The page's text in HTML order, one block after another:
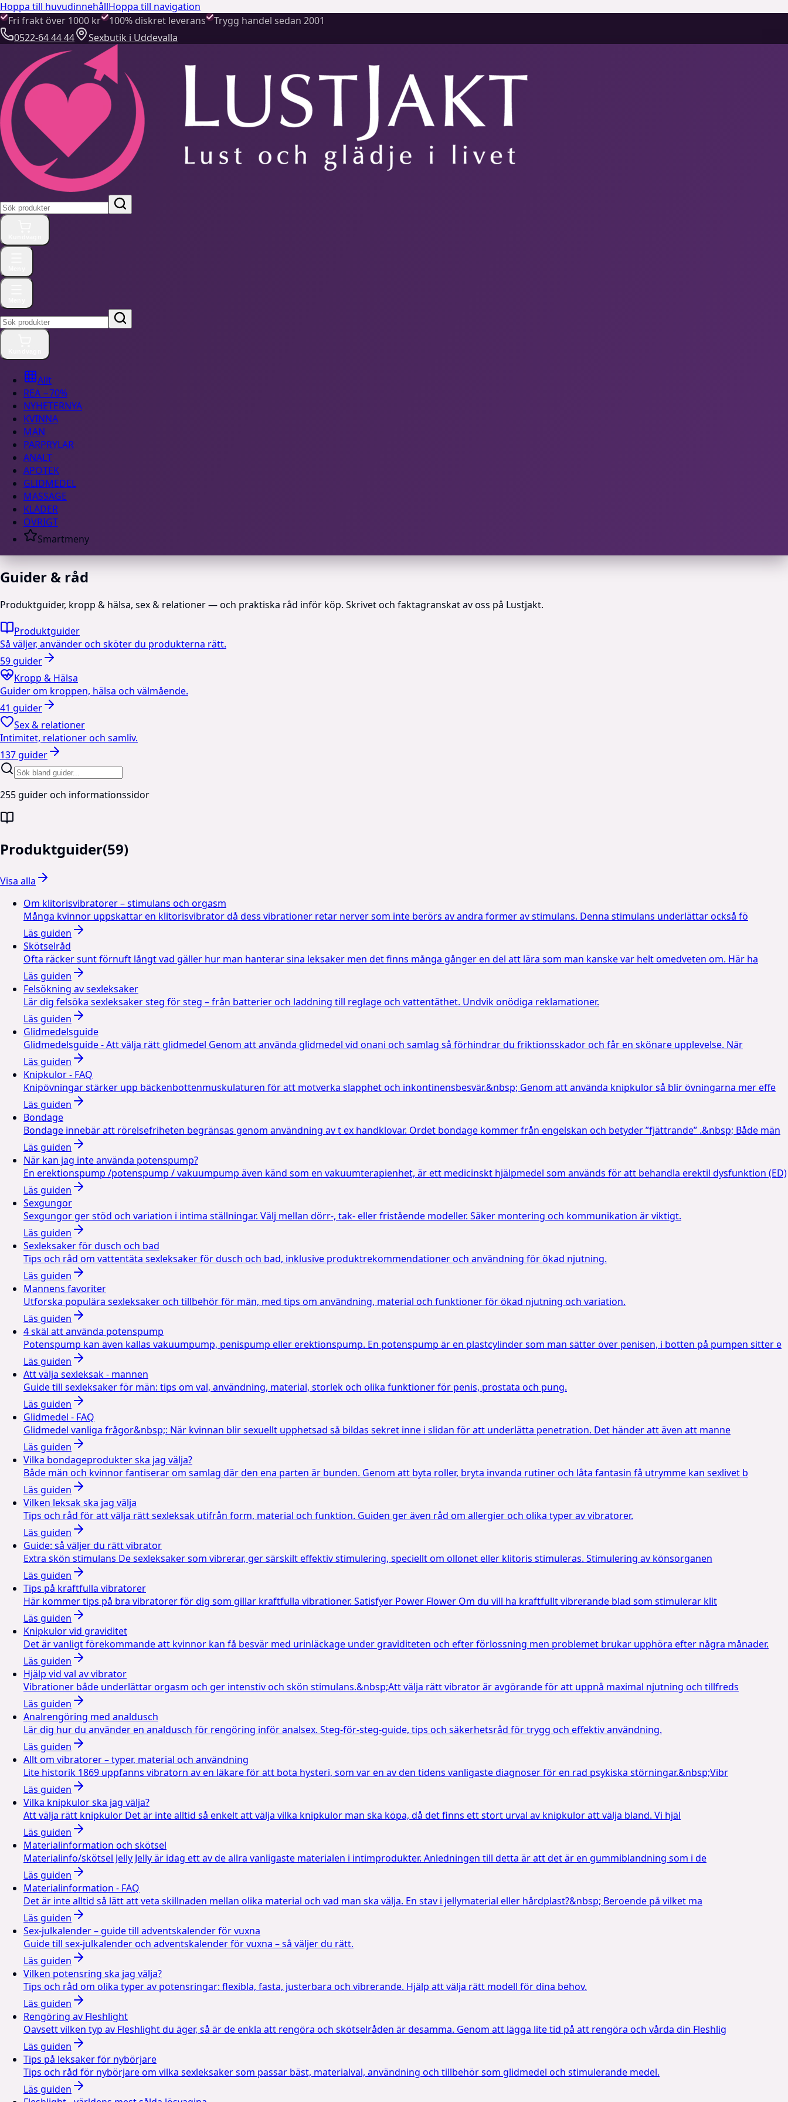
Hoppa till huvudinnehållHoppa till navigation
Fri frakt över 1000 kr
100% diskret leverans
Trygg handel sedan 2001
0522-64 44 44
Sexbutik i Uddevalla
Allt
REA −70%
NYHETERNYA
KVINNA
MAN
PARPRYLAR
ANALT
APOTEK
GLIDMEDEL
MASSAGE
KLÄDER
ÖVRIGT
Smartmeny
Guider & råd
Produktguider, kropp & hälsa, sex & relationer — och praktiska råd inför köp. Skrivet och faktagranskat av oss på Lustjakt.
Produktguider
Så väljer, använder och sköter du produkterna rätt.
59 guider
Kropp & Hälsa
Guider om kroppen, hälsa och välmående.
41 guider
Sex & relationer
Intimitet, relationer och samliv.
137 guider
255 guider och informationssidor
Produktguider(59)
Visa alla
Om klitorisvibratorer – stimulans och orgasm
Många kvinnor uppskattar en klitorisvibrator då dess vibrationer retar nerver som inte berörs av andra former av stimulans. Denna stimulans underlättar också fö
Läs guiden
Skötselråd
Ofta räcker sunt förnuft långt vad gäller hur man hanterar sina leksaker men det finns många gånger en del att lära som man kanske var helt omedveten om. Här ha
Läs guiden
Felsökning av sexleksaker
Lär dig felsöka sexleksaker steg för steg – från batterier och laddning till reglage och vattentäthet. Undvik onödiga reklamationer.
Läs guiden
Glidmedelsguide
Glidmedelsguide - Att välja rätt glidmedel Genom att använda glidmedel vid onani och samlag så förhindrar du friktionsskador och får en skönare upplevelse. När
Läs guiden
Knipkulor - FAQ
Knipövningar stärker upp bäckenbottenmuskulaturen för att motverka slapphet och inkontinensbesvär.&nbsp; Genom att använda knipkulor så blir övningarna mer effe
Läs guiden
Bondage
Bondage innebär att rörelsefriheten begränsas genom användning av t ex handklovar. Ordet bondage kommer från engelskan och betyder ”fjättrande” .&nbsp; Både män
Läs guiden
När kan jag inte använda potenspump?
En erektionspump /potenspump / vakuumpump även känd som en vakuumterapienhet, är ett medicinskt hjälpmedel som används för att behandla erektil dysfunktion (ED)
Läs guiden
Sexgungor
Sexgungor ger stöd och variation i intima ställningar. Välj mellan dörr-, tak- eller fristående modeller. Säker montering och kommunikation är viktigt.
Läs guiden
Sexleksaker för dusch och bad
Tips och råd om vattentäta sexleksaker för dusch och bad, inklusive produktrekommendationer och användning för ökad njutning.
Läs guiden
Mannens favoriter
Utforska populära sexleksaker och tillbehör för män, med tips om användning, material och funktioner för ökad njutning och variation.
Läs guiden
4 skäl att använda potenspump
Potenspump kan även kallas vakuumpump, penispump eller erektionspump. En potenspump är en plastcylinder som man sätter över penisen, i botten på pumpen sitter e
Läs guiden
Att välja sexleksak - mannen
Guide till sexleksaker för män: tips om val, användning, material, storlek och olika funktioner för penis, prostata och pung.
Läs guiden
Glidmedel - FAQ
Glidmedel vanliga frågor&nbsp;: När kvinnan blir sexuellt upphetsad så bildas sekret inne i slidan för att underlätta penetration. Det händer att även att manne
Läs guiden
Vilka bondageprodukter ska jag välja?
Både män och kvinnor fantiserar om samlag där den ena parten är bunden. Genom att byta roller, bryta invanda rutiner och låta fantasin få utrymme kan sexlivet b
Läs guiden
Vilken leksak ska jag välja
Tips och råd för att välja rätt sexleksak utifrån form, material och funktion. Guiden ger även råd om allergier och olika typer av vibratorer.
Läs guiden
Guide: så väljer du rätt vibrator
Extra skön stimulans De sexleksaker som vibrerar, ger särskilt effektiv stimulering, speciellt om ollonet eller klitoris stimuleras. Stimulering av könsorganen
Läs guiden
Tips på kraftfulla vibratorer
Här kommer tips på bra vibratorer för dig som gillar kraftfulla vibrationer. Satisfyer Power Flower Om du vill ha kraftfullt vibrerande blad som stimulerar klit
Läs guiden
Knipkulor vid graviditet
Det är vanligt förekommande att kvinnor kan få besvär med urinläckage under graviditeten och efter förlossning men problemet brukar upphöra efter några månader.
Läs guiden
Hjälp vid val av vibrator
Vibrationer både underlättar orgasm och ger intenstiv och skön stimulans.&nbsp;Att välja rätt vibrator är avgörande för att uppnå maximal njutning och tillfreds
Läs guiden
Analrengöring med analdusch
Lär dig hur du använder en analdusch för rengöring inför analsex. Steg-för-steg-guide, tips och säkerhetsråd för trygg och effektiv användning.
Läs guiden
Allt om vibratorer – typer, material och användning
Lite historik 1869 uppfanns vibratorn av en läkare för att bota hysteri, som var en av den tidens vanligaste diagnoser för en rad psykiska störningar.&nbsp;Vibr
Läs guiden
Vilka knipkulor ska jag välja?
Att välja rätt knipkulor Det är inte alltid så enkelt att välja vilka knipkulor man ska köpa, då det finns ett stort urval av knipkulor att välja bland. Vi hjäl
Läs guiden
Materialinformation och skötsel
Materialinfo/skötsel Jelly Jelly är idag ett av de allra vanligaste materialen i intimprodukter. Anledningen till detta är att det är en gummiblandning som i de
Läs guiden
Materialinformation - FAQ
Det är inte alltid så lätt att veta skillnaden mellan olika material och vad man ska välja. En stav i jellymaterial eller hårdplast?&nbsp; Beroende på vilket ma
Läs guiden
Sex-julkalender – guide till adventskalender för vuxna
Guide till sex-julkalender och adventskalender för vuxna – så väljer du rätt.
Läs guiden
Vilken potensring ska jag välja?
Tips och råd om olika typer av potensringar: flexibla, fasta, justerbara och vibrerande. Hjälp att välja rätt modell för dina behov.
Läs guiden
Rengöring av Fleshlight
Oavsett vilken typ av Fleshlight du äger, så är de enkla att rengöra och skötselråden är desamma. Genom att lägga lite tid på att rengöra och vårda din Fleshlig
Läs guiden
Tips på leksaker för nybörjare
Tips och råd för nybörjare om vilka sexleksaker som passar bäst, materialval, användning och tillbehör som glidmedel och stimulerande medel.
Läs guiden